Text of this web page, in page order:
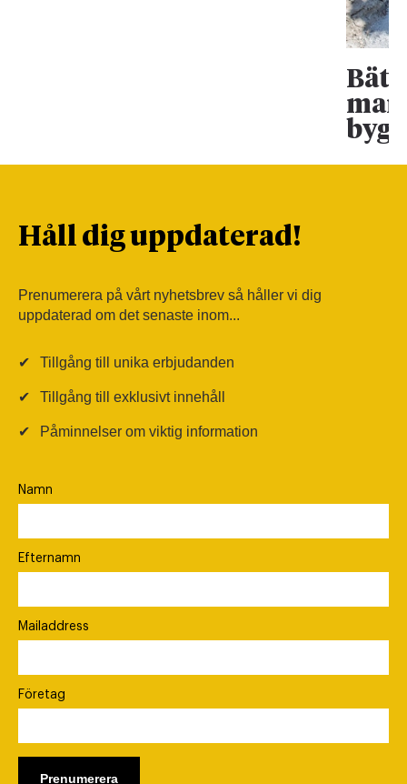
Håll dig uppdaterad!
Prenumerera på vårt nyhetsbrev så håller vi dig
uppdaterad om det senaste inom...
✔ Tillgång till unika erbjudanden
✔ Tillgång till exklusivt innehåll
✔ Påminnelser om viktig information
Namn
Efternamn
Mailaddress
Företag